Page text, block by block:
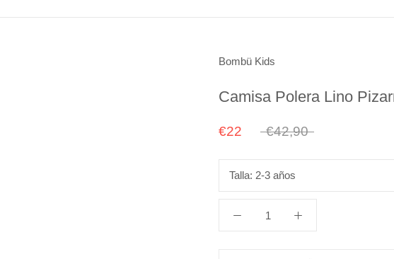
Bombü Kids
Camisa Polera Lino
€22 €42,90
Talla: 2-3 años